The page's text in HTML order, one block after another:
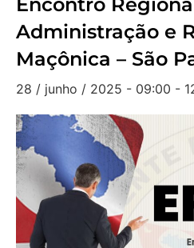
Encontro
Administração e
Maçônica – São
28 / junho / 2025 - 09:00 -